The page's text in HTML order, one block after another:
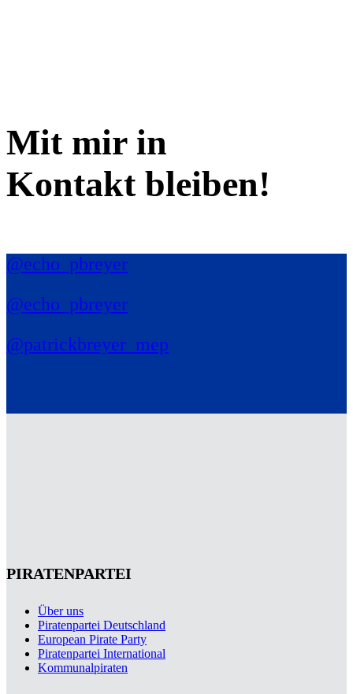
Mit mir in
Kontakt bleiben!
@echo_pbreyer
@echo_pbreyer
@patrickbreyer_mep
PIRATENPARTEI
Über uns
Piratenpartei Deutschland
European Pirate Party
Piratenpartei International
Kommunalpiraten